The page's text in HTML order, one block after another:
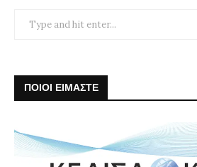
ΠΟΙΟΙ ΕΙΜΑΣΤΕ